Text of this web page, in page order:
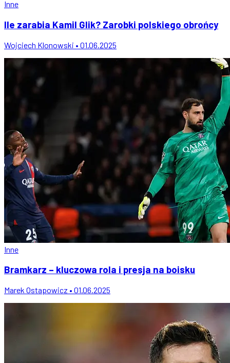
Inne
Ile zarabia Kamil Glik? Zarobki polskiego obrońcy
Wojciech Klonowski • 01.06.2025
Inne
Bramkarz – kluczowa rola i presja na boisku
Marek Ostapowicz • 01.06.2025